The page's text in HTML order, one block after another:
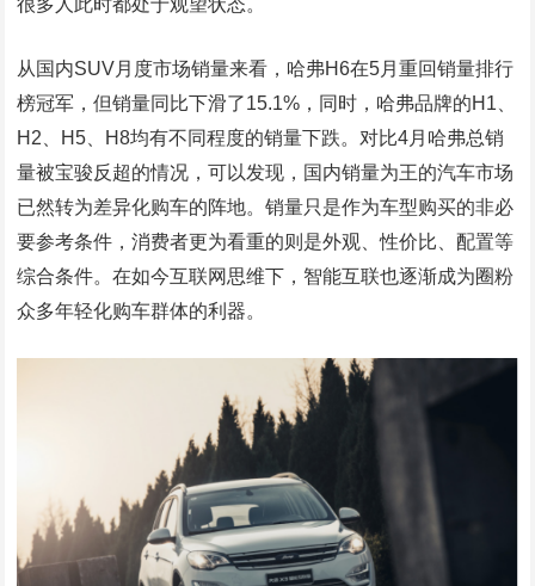
很多人此时都处于观望状态。
从国内SUV月度市场销量来看，哈弗H6在5月重回销量排行
榜冠军，但销量同比下滑了15.1%，同时，哈弗品牌的H1、
H2、H5、H8均有不同程度的销量下跌。对比4月哈弗总销
量被宝骏反超的情况，可以发现，国内销量为王的汽车市场
已然转为差异化购车的阵地。销量只是作为车型购买的非必
要参考条件，消费者更为看重的则是外观、性价比、配置等
综合条件。在如今互联网思维下，智能互联也逐渐成为圈粉
众多年轻化购车群体的利器。